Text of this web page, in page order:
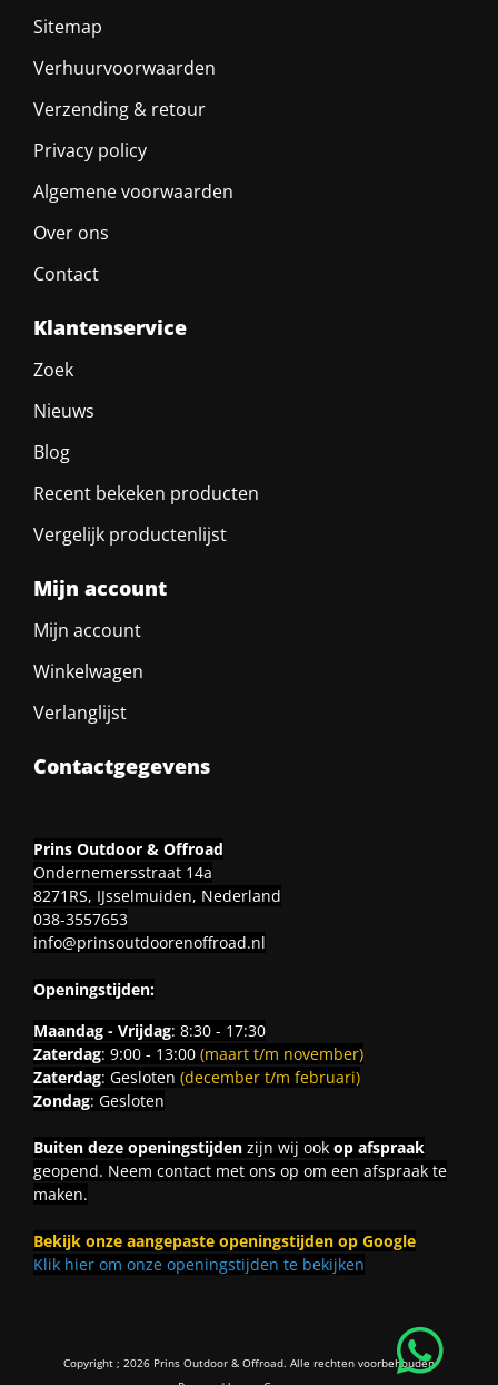
Sitemap
Verhuurvoorwaarden
Verzending & retour
Privacy policy
Algemene voorwaarden
Over ons
Contact
Klantenservice
Zoek
Nieuws
Blog
Recent bekeken producten
Vergelijk productenlijst
Mijn account
Mijn account
Winkelwagen
Verlanglijst
Contactgegevens
Prins Outdoor & Offroad
Ondernemersstraat 14a
8271RS, IJsselmuiden, Nederland
038-3557653
info@prinsoutdoorenoffroad.nl
Openingstijden:
Maandag - Vrijdag: 8:30 - 17:30
Zaterdag: 9:00 - 13:00 (maart t/m november)
Zaterdag: Gesloten (december t/m februari)
Zondag: Gesloten
Buiten deze openingstijdenzijn wij ook op afspraak
geopend. Neem contact met ons op om een afspraak te
maken.
Bekijk onze aangepaste openingstijden op Google
Klik hier om onze openingstijden te bekijken
Copyright ; 2026 Prins Outdoor & Offroad. Alle rechten voorbehouden